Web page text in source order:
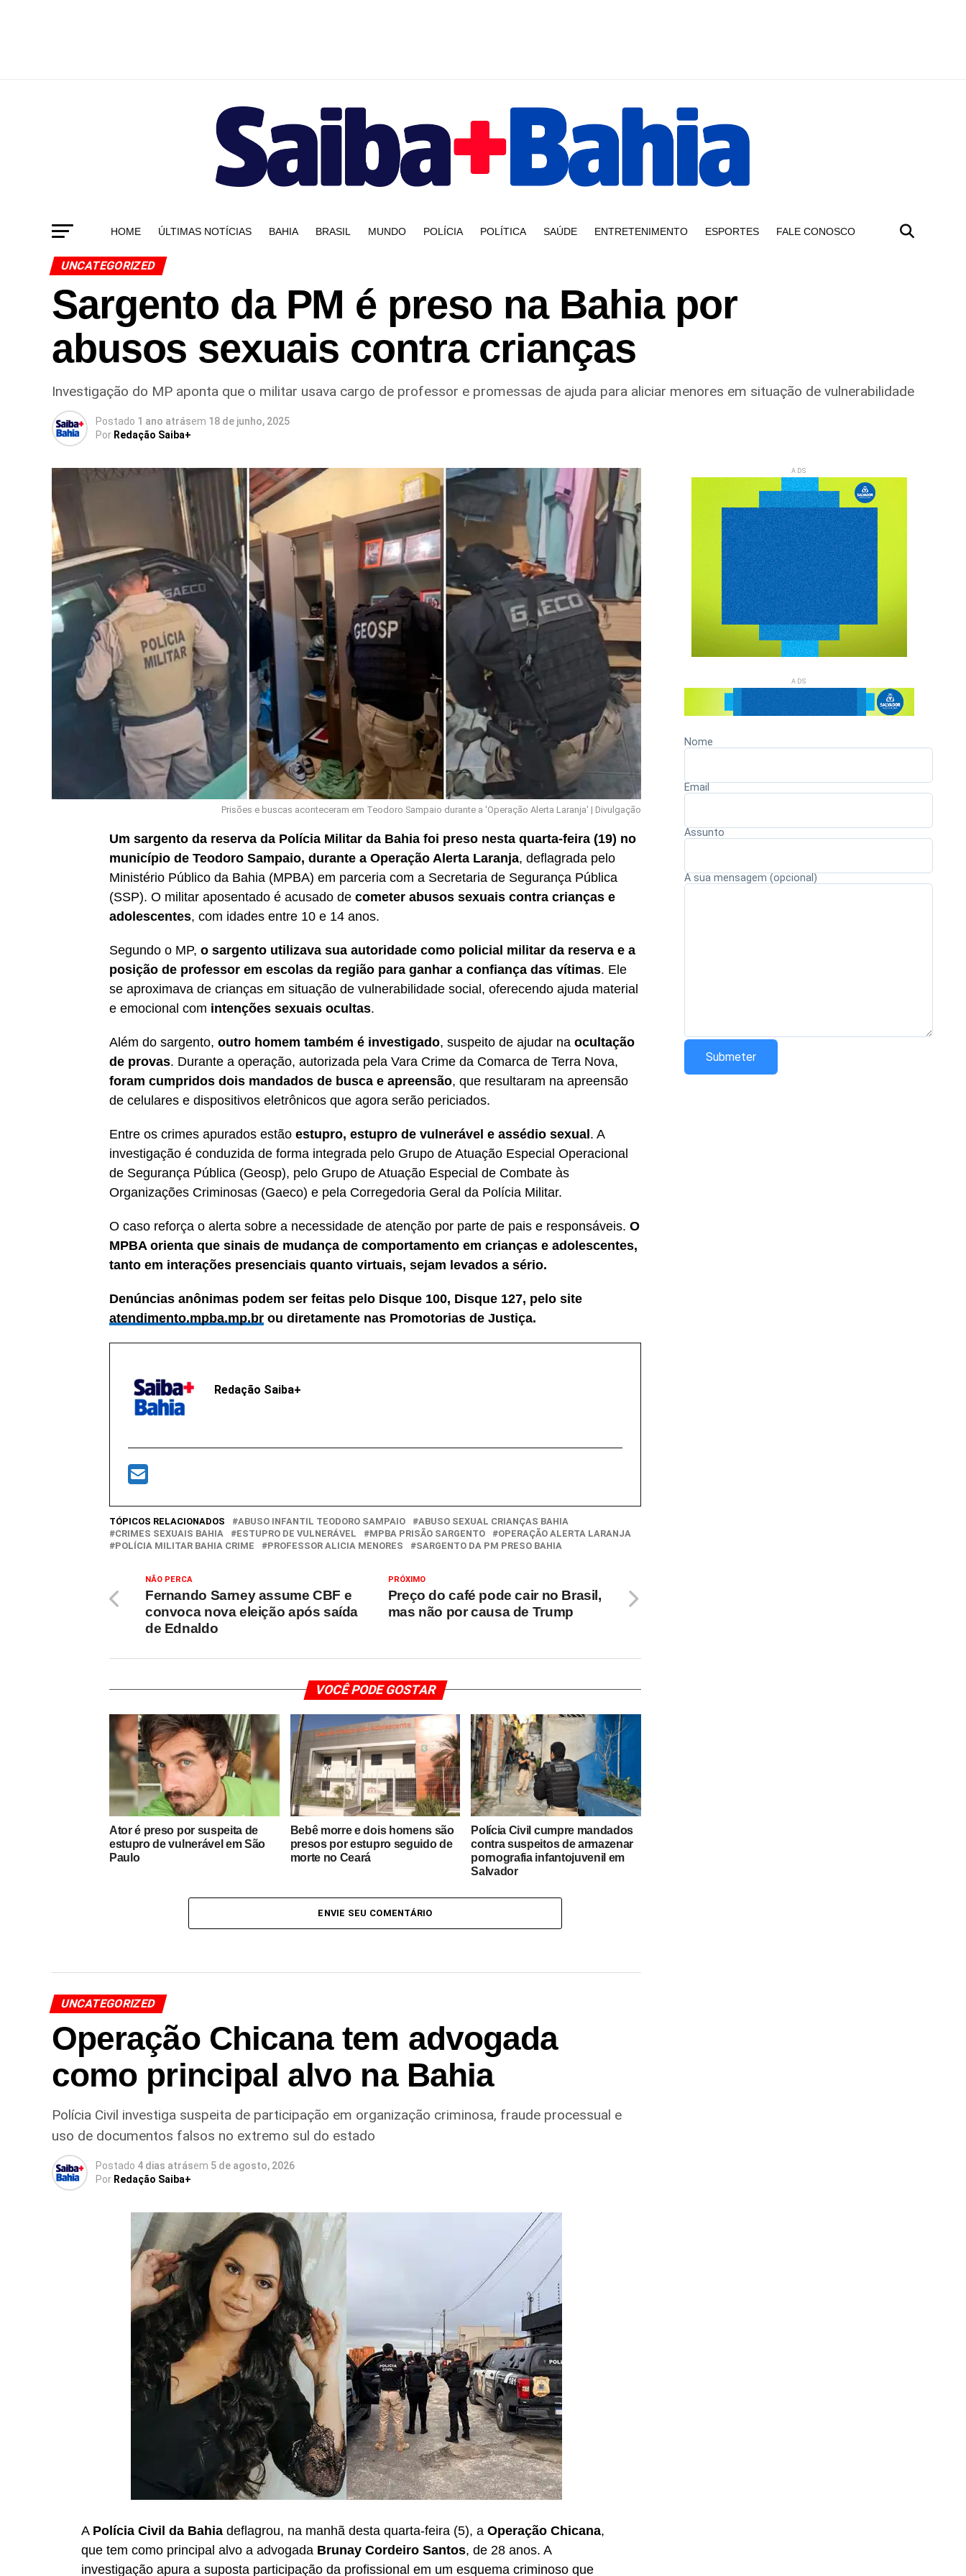
HOME ÚLTIMAS NOTÍCIAS BAHIA BRASIL MUNDO POLÍCIA POLÍTICA SAÚDE ENTRETENIMENTO ESPORTES FALE CONOSCO
UNCATEGORIZED
Sargento da PM é preso na Bahia por
abusos sexuais contra crianças
Investigação do MP aponta que o militar usava cargo de professor e promessas de ajuda para aliciar menores em situação de vulnerabilidade
Postado 1 ano atrásem 18 de junho, 2025
Por Redação Saiba+
Prisões e buscas aconteceram em Teodoro Sampaio durante a 'Operação Alerta Laranja' | Divulgação
Um sargento da reserva da Polícia Militar da Bahia foi preso nesta quarta-feira (19) no
município de Teodoro Sampaio, durante a Operação Alerta Laranja, deflagrada pelo
Ministério Público da Bahia (MPBA) em parceria com a Secretaria de Segurança Pública
(SSP). O militar aposentado é acusado de cometer abusos sexuais contra crianças e
adolescentes, com idades entre 10 e 14 anos.
Segundo o MP, o sargento utilizava sua autoridade como policial militar da reserva e a
posição de professor em escolas da região para ganhar a confiança das vítimas. Ele
se aproximava de crianças em situação de vulnerabilidade social, oferecendo ajuda material
e emocional com intenções sexuais ocultas.
Além do sargento, outro homem também é investigado, suspeito de ajudar na ocultação
de provas. Durante a operação, autorizada pela Vara Crime da Comarca de Terra Nova,
foram cumpridos dois mandados de busca e apreensão, que resultaram na apreensão
de celulares e dispositivos eletrônicos que agora serão periciados.
Entre os crimes apurados estão estupro, estupro de vulnerável e assédio sexual. A
investigação é conduzida de forma integrada pelo Grupo de Atuação Especial Operacional
de Segurança Pública (Geosp), pelo Grupo de Atuação Especial de Combate às
Organizações Criminosas (Gaeco) e pela Corregedoria Geral da Polícia Militar.
O caso reforça o alerta sobre a necessidade de atenção por parte de pais e responsáveis. O
MPBA orienta que sinais de mudança de comportamento em crianças e adolescentes,
tanto em interações presenciais quanto virtuais, sejam levados a sério.
Denúncias anônimas podem ser feitas pelo Disque 100, Disque 127, pelo site
atendimento.mpba.mp.br ou diretamente nas Promotorias de Justiça.
Redação Saiba+
TÓPICOS RELACIONADOS ABUSO INFANTIL TEODORO SAMPAIO
ABUSO SEXUAL CRIANÇAS BAHIA
CRIMES SEXUAIS BAHIA
ESTUPRO DE VULNERÁVEL MPBA PRISÃO SARGENTO
OPERAÇÃO ALERTA LARANJA
POLÍCIA MILITAR BAHIA CRIME
PROFESSOR ALICIA MENORES SARGENTO DA PM PRESO BAHIA
PRÓXIMO
Preço do café pode cair no Brasil,
mas não por causa de Trump
NÃO PERCA
Fernando Sarney assume CBF e
convoca nova eleição após saída
de Ednaldo
VOCÊ PODE GOSTAR
Ator é preso por suspeita de
estupro de vulnerável em São
Paulo
Bebê morre e dois homens são
presos por estupro seguido de
morte no Ceará
Polícia Civil cumpre mandados
contra suspeitos de armazenar
pornografia infantojuvenil em
Salvador
ENVIE SEU COMENTÁRIO
UNCATEGORIZED
Operação Chicana tem advogada
como principal alvo na Bahia
Polícia Civil investiga suspeita de participação em organização criminosa, fraude processual e
uso de documentos falsos no extremo sul do estado
Postado 4 dias atrásem 5 de agosto, 2026
Por Redação Saiba+
A Polícia Civil da Bahia deflagrou, na manhã desta quarta-feira (5), a Operação Chicana,
que tem como principal alvo a advogada Brunay Cordeiro Santos, de 28 anos. A
investigação apura a suposta participação da profissional em um esquema criminoso que
ADS
ADS
Nome
Email
Assunto
A sua mensagem (opcional)